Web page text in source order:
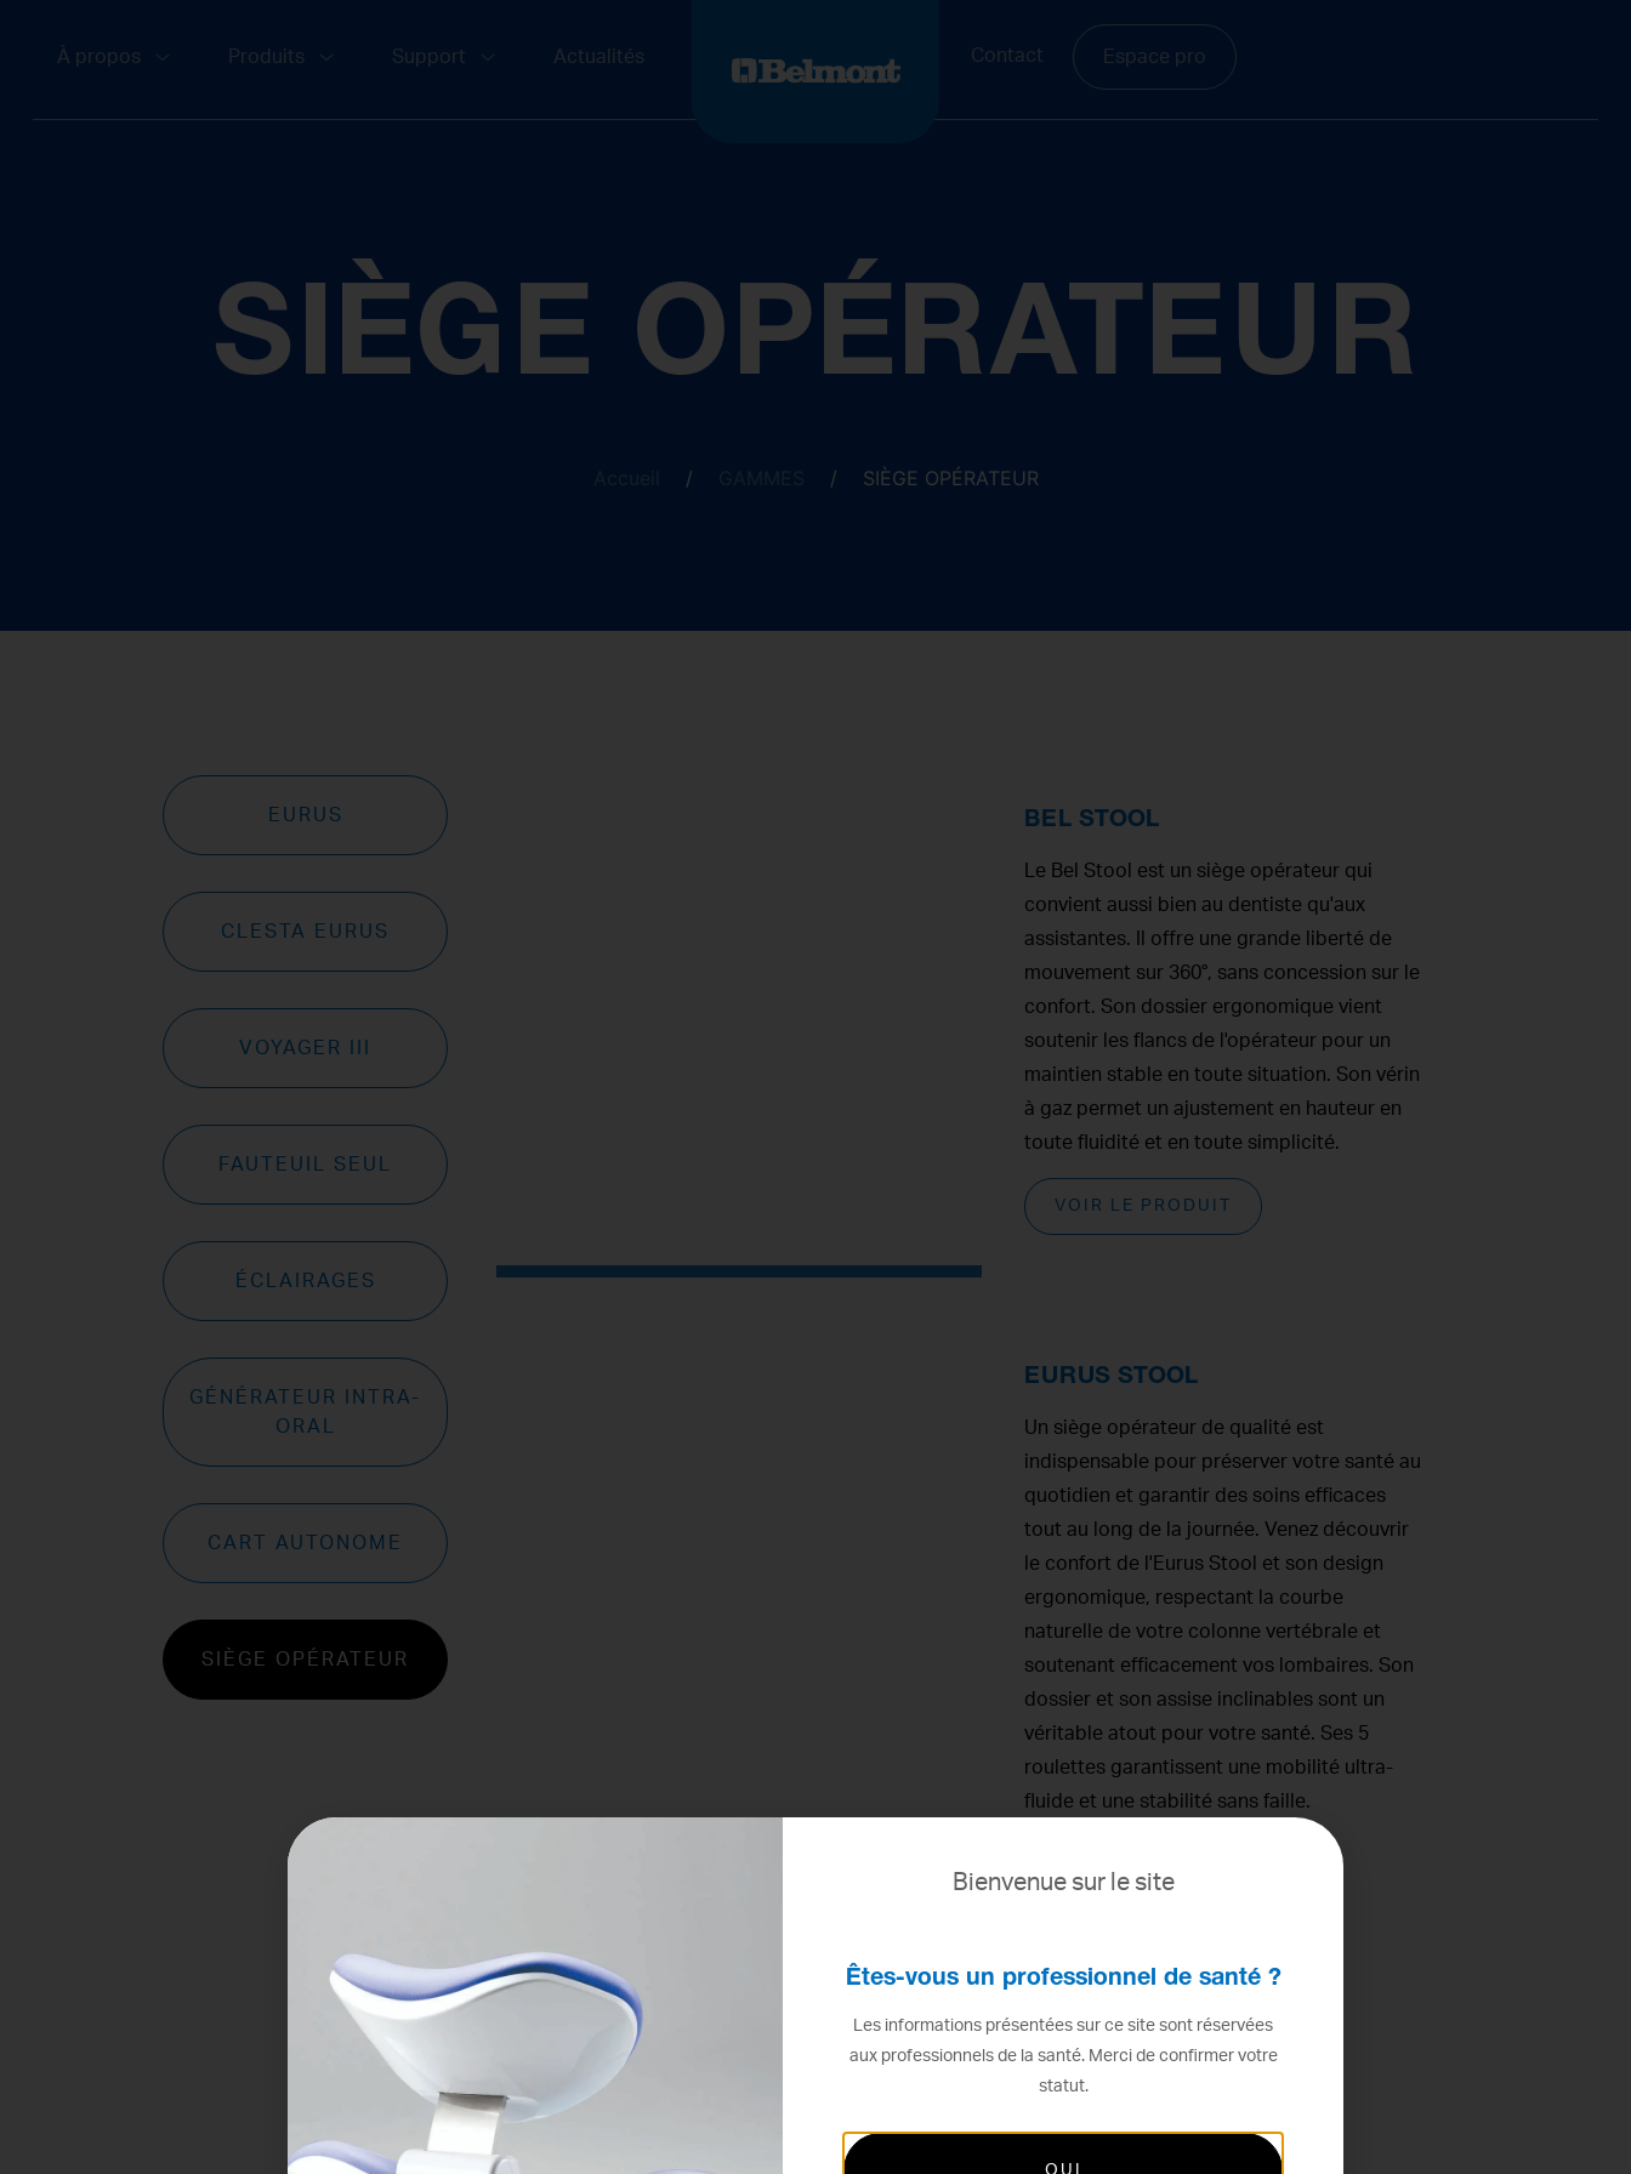
À propos Produits Support Actualités Contact Espace pro
SIÈGE OPÉRATEUR
/ / SIÈGE OPÉRATEUR
EURUS
CLESTA EURUS
VOYAGER III
FAUTEUIL SEUL
ÉCLAIRAGES
GÉNÉRATEUR INTRA-
ORAL
CART AUTONOME
SIÈGE OPÉRATEUR
BEL STOOL
Le Bel Stool est un siège opérateur qui
convient aussi bien au dentiste qu'aux
assistantes. Il offre une grande liberté de
mouvement sur 360°, sans concession sur le
confort. Son dossier ergonomique vient
soutenir les flancs de l'opérateur pour un
maintien stable en toute situation. Son vérin
à gaz permet un ajustement en hauteur en
toute fluidité et en toute simplicité.
VOIR LE PRODUIT
EURUS STOOL
Un siège opérateur de qualité est
indispensable pour préserver votre santé au
quotidien et garantir des soins efficaces
tout au long de la journée. Venez découvrir
le confort de l'Eurus Stool et son design
ergonomique, respectant la courbe
naturelle de votre colonne vertébrale et
soutenant efficacement vos lombaires. Son
dossier et son assise inclinables sont un
véritable atout pour votre santé. Ses 5
roulettes garantissent une mobilité ultra-
fluide et une stabilité sans faille.
Bienvenue sur le site
Êtes-vous un professionnel de santé ?
Les informations présentées sur ce site sont réservées
aux professionnels de la santé. Merci de confirmer votre
statut.
OUI